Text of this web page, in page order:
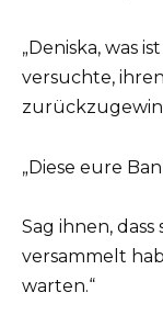
„Deniska, was
versuchte,
„Diese eure
Sag ihnen,
versammelt
warten.“